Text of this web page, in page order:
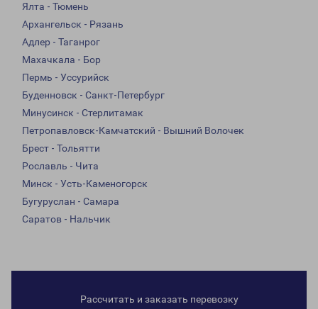
Ялта - Тюмень
Архангельск - Рязань
Адлер - Таганрог
Махачкала - Бор
Пермь - Уссурийск
Буденновск - Санкт-Петербург
Минусинск - Стерлитамак
Петропавловск-Камчатский - Вышний Волочек
Брест - Тольятти
Рославль - Чита
Минск - Усть-Каменогорск
Бугуруслан - Самара
Саратов - Нальчик
Рассчитать и заказать перевозку